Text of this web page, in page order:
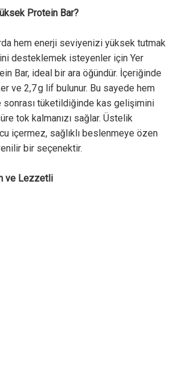
Protein Bar?
hem enerji seviyenizi yüksek tutmak
desteklemek isteyenler için Yer
Bar, ideal bir ara öğündür. İçeriğinde
ve 2,7 g lif bulunur. Bu sayede hem
tüketildiğinde kas gelişimini
tok kalmanızı sağlar. Üstelik
içermez, sağlıklı beslenmeye özen
bir seçenektir.
ve Lezzetli